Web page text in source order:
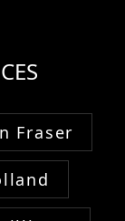
Fraser